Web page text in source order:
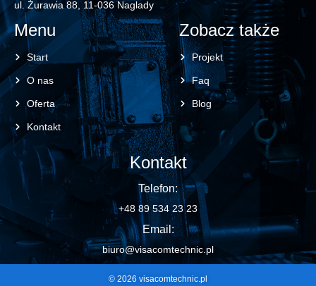
ul. Żurawia 88, 11-036 Naglady
Menu
Start
O nas
Oferta
Kontakt
Zobacz także
Projekt
Faq
Blog
Kontakt
Telefon:
+48 89 534 23 23
Email:
biuro@visacomtechnic.pl
© 2026 visacomtechnic.pl